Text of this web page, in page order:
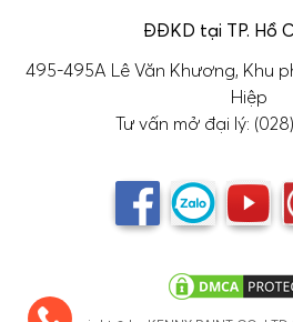
ĐĐKD tại TP. Hồ
495-495A Lê Văn Khương, Khu
Hiệp
Tư vấn mở đại lý: